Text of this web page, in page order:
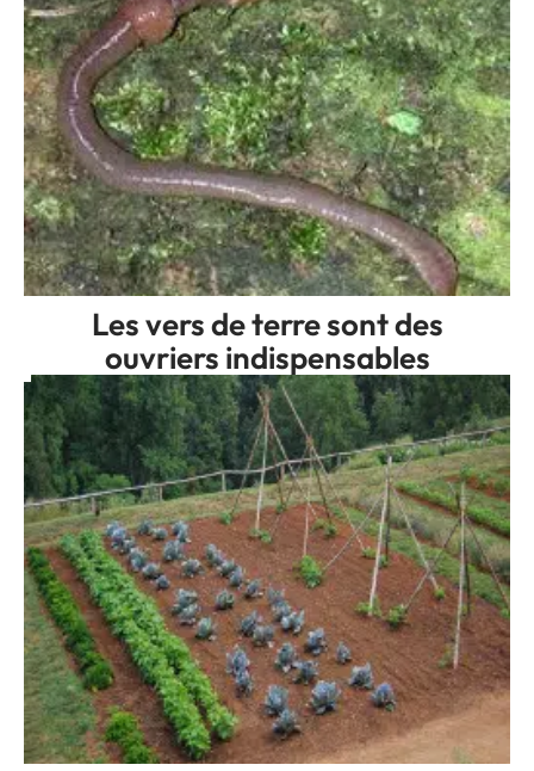
Les vers de terre sont des
ouvriers indispensables